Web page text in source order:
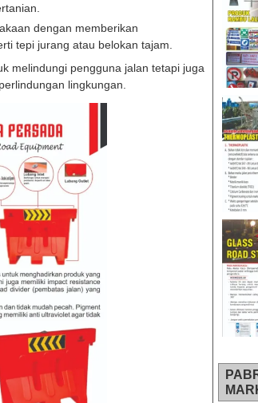
dengan memberikan
tepi jurang atau belokan tajam.
melindungi pengguna jalan tetapi juga
lingkungan.